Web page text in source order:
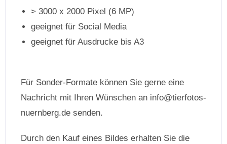
> 3000 x 2000 Pixel (6 MP)
geeignet für Social Media
geeignet für Ausdrucke bis A3
Für Sonder-Formate können Sie gerne eine
Nachricht mit Ihren Wünschen an info@tierfotos-
nuernberg.de senden.
Durch den Kauf eines Bildes erhalten Sie die